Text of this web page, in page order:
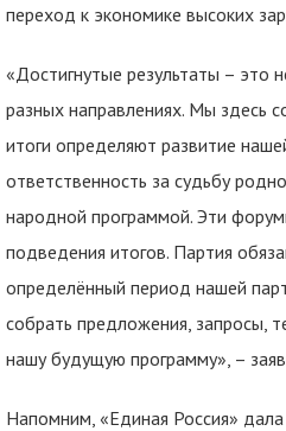
переход к экономике высоких
«Достигнутые результаты – это
разных направлениях. Мы здесь
итоги определяют развитие
ответственность за судьбу
народной программой. Эти
подведения итогов. Партия
определённый период нашей
собрать предложения, запросы,
нашу будущую программу», –
Напомним, «Единая Россия»